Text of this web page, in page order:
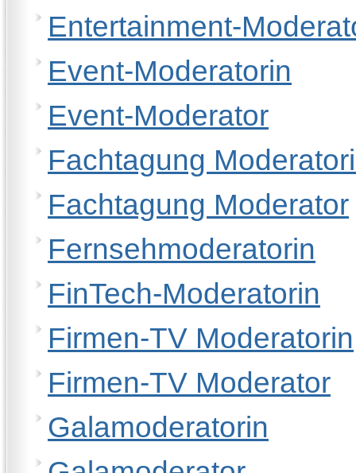
Entertainment-
Event-Moderatorin
Event-Moderator
Fachtagung
Fachtagung Moderator
Fernsehmoderatorin
FinTech-Moderatorin
Firmen-TV Moderatorin
Firmen-TV Moderator
Galamoderatorin